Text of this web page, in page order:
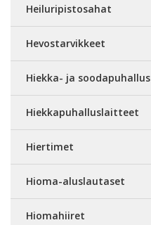
Heiluripistosahat
Hevostarvikkeet
Hiekka- ja soodapuhallus
Hiekkapuhalluslaitteet
Hiertimet
Hioma-aluslautaset
Hiomahiiret